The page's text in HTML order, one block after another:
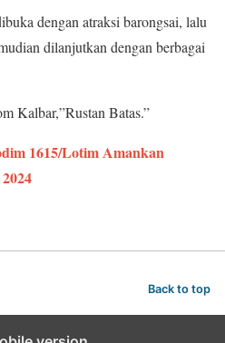
dengan atraksi barongsai, lalu
dilanjutkan dengan berbagai
Kalbar,”Rustan Batas.”
1615/Lotim Amankan
Back to top